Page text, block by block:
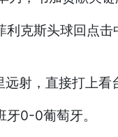
克斯头球回点
射，直接打上看
0-0葡萄牙。